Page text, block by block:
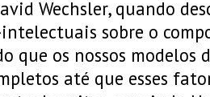
Wechsler, quando
sobre o
que os nossos
até que esses